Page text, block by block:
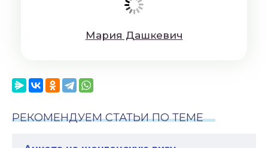
Мaрия Дaшкeвич
РЕКОМЕНДУЕМ СТАТЬИ ПО ТЕМЕ